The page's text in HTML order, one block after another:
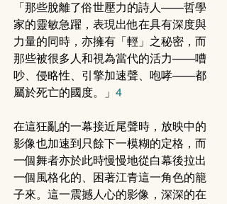
「那些脫離了俗世壓力的詩人——哲學
家的靈敏急躍，表現出他在具有深度與
力量的同時，亦擁有「輕」之秘密，而
那些被很多人和視為當代的活力——嘈
吵、侵略性、引擎加速聲、咆哮——都
屬於死亡的國度。」 4
在這狂亂的一幕接近尾聲時，放映中的
影像也加速到只餘下一模糊的定格，而
一個舞者亦於此時慢慢地從白幕後拉出
一個風格化的、困著江青這一角色的籠
子來。這一震撼人心的影像，深深的在